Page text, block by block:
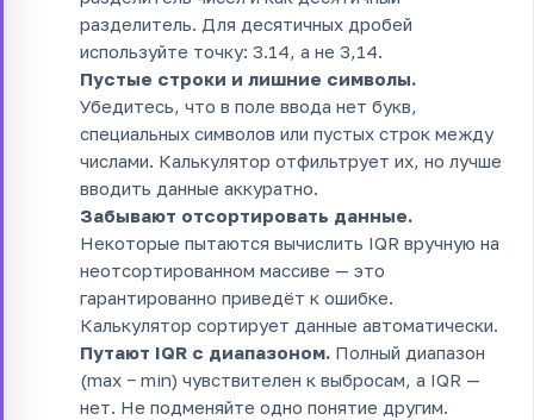
разделитель. Для десятичных дробей
используйте точку: 3.14, а не 3,14.
Пустые строки и лишние символы.
Убедитесь, что в поле ввода нет букв,
специальных символов или пустых строк между
числами. Калькулятор отфильтрует их, но лучше
вводить данные аккуратно.
Забывают отсортировать данные.
Некоторые пытаются вычислить IQR вручную на
неотсортированном массиве — это
гарантированно приведёт к ошибке.
Калькулятор сортирует данные автоматически.
Путают IQR с диапазоном. Полный диапазон
(max − min) чувствителен к выбросам, а IQR —
нет. Не подменяйте одно понятие другим.